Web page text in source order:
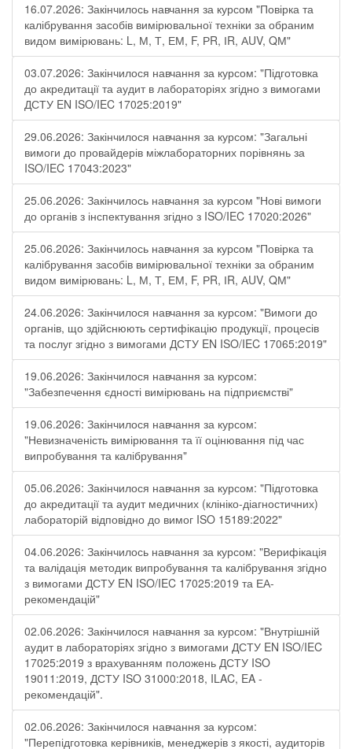
16.07.2026: Закінчилось навчання за курсом "Повірка та
калібрування засобів вимірювальної техніки за обраним
видом вимірювань: L, М, Т, ЕМ, F, РR, ІR, АUV, QМ"
03.07.2026: Закінчилося навчання за курсом: "Підготовка
до акредитації та аудит в лабораторіях згідно з вимогами
ДСТУ EN ISO/IEC 17025:2019"
29.06.2026: Закінчилося навчання за курсом: "Загальні
вимоги до провайдерів міжлабораторних порівнянь за
ISO/IEC 17043:2023"
25.06.2026: Закінчилось навчання за курсом "Нові вимоги
до органів з інспектування згідно з ISO/IEC 17020:2026"
25.06.2026: Закінчилось навчання за курсом "Повірка та
калібрування засобів вимірювальної техніки за обраним
видом вимірювань: L, М, Т, ЕМ, F, РR, ІR, АUV, QМ"
24.06.2026: Закінчилося навчання за курсом: "Вимоги до
органів, що здійснюють сертифікацію продукції, процесів
та послуг згідно з вимогами ДСТУ EN ISO/IEC 17065:2019"
19.06.2026: Закінчилося навчання за курсом:
"Забезпечення єдності вимірювань на підприємстві"
19.06.2026: Закінчилося навчання за курсом:
"Невизначеність вимірювання та її оцінювання під час
випробування та калібрування"
05.06.2026: Закінчилося навчання за курсом: "Підготовка
до акредитації та аудит медичних (клініко-діагностичних)
лабораторій відповідно до вимог ISO 15189:2022"
04.06.2026: Закінчилось навчання за курсом: "Верифікація
та валідація методик випробування та калібрування згідно
з вимогами ДСТУ EN ISO/IEC 17025:2019 та ЕА-
рекомендацій"
02.06.2026: Закінчилося навчання за курсом: "Внутрішній
аудит в лабораторіях згідно з вимогами ДСТУ EN ISO/IEC
17025:2019 з врахуванням положень ДСТУ ISO
19011:2019, ДСТУ ISO 31000:2018, ILAC, EA -
рекомендацій".
02.06.2026: Закінчилося навчання за курсом:
"Перепідготовка керівників, менеджерів з якості, аудиторів